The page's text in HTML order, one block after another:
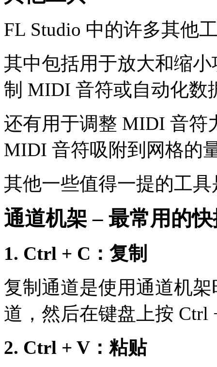
FL Studio 中的许多其他
其中包括用于放大和缩
制 MIDI 音符或自动化数
还有用于调整 MIDI 音符
MIDI 音符吸附到网格的
其他一些值得一提的工
通道机架 – 最常用的
1. Ctrl + C：复制
复制通道是使用通道机
道，然后在键盘上按 Ctrl
2. Ctrl + V：粘贴